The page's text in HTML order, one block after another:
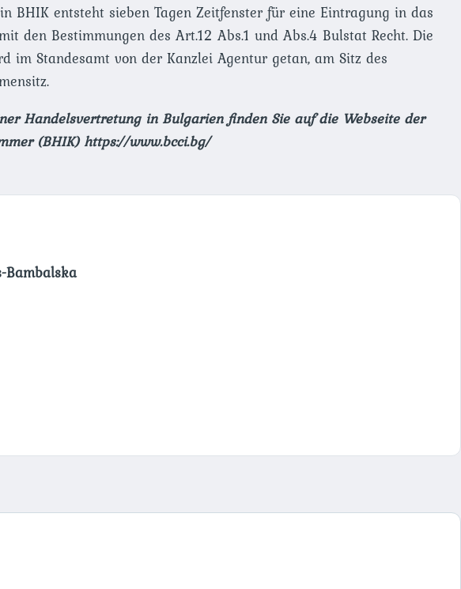
BHIK entsteht sieben Tagen Zeitfenster für eine Eintragung in das
den Bestimmungen des Art.12 Abs.1 und Abs.4 Bulstat Recht. Die
im Standesamt von der Kanzlei Agentur getan, am Sitz des
Handelsvertretung in Bulgarien finden Sie auf die Webseite der
(BHIK) https://www.bcci.bg/
Bambalska